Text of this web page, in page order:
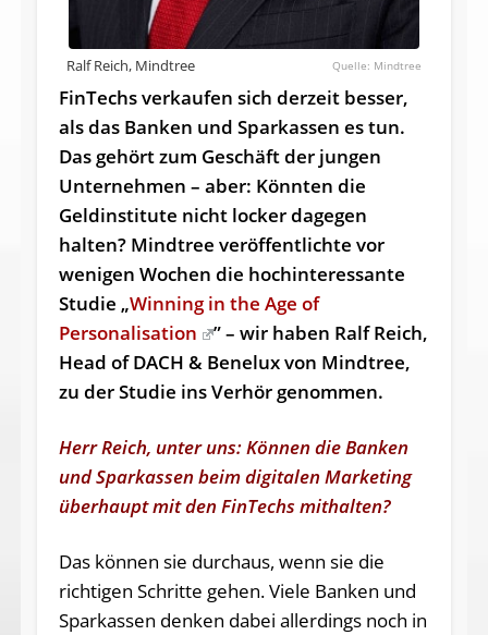
Ralf Reich, Mindtree Mindtree
FinTechs verkaufen sich derzeit besser,
als das Banken und Sparkassen es tun.
Das gehört zum Geschäft der jungen
Unternehmen – aber: Könnten die
Geldinstitute nicht locker dagegen
halten? Mindtree veröffentlichte vor
wenigen Wochen die hochinteressante
Studie „Winning in the Age of
Personalisation
” – wir haben Ralf Reich,
Head of DACH & Benelux von Mindtree,
zu der Studie ins Verhör genommen.
Herr Reich, unter uns: Können die Banken
und Sparkassen beim digitalen Marketing
überhaupt mit den FinTechs mithalten?
Das können sie durchaus, wenn sie die
richtigen Schritte gehen. Viele Banken und
Sparkassen denken dabei allerdings noch in